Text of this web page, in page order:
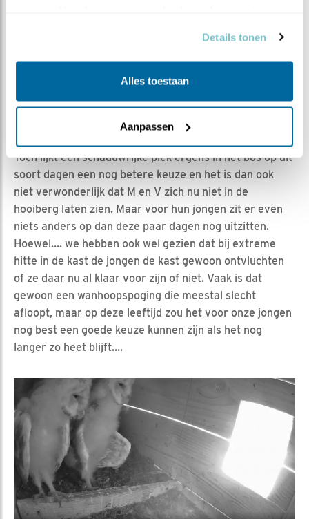
Details tonen
Alles toestaan
Aanpassen
de kast hangt de hele dag helemaal uit de zon, maar de
temperatuur onder het rieten dak te hoog oploopt.
Uiteraard is het in de punt van het dak wel een stuk
warmer, maar daar hangt de kast dan ook gelukkig niet.
kunnen we niet aanbieden.
Toch lijkt een schaduwrijke plek ergens in het bos op dit
soort dagen een nog betere keuze en het is dan ook
niet verwonderlijk dat M en V zich nu niet in de
hooiberg laten zien. Maar voor hun jongen zit er even
niets anders op dan deze paar dagen nog uitzitten.
Hoewel…. we hebben ook wel gezien dat bij extreme
hitte in de kast de jongen de kast gewoon ontvluchten
of ze daar nu al klaar voor zijn of niet. Vaak is dat
gewoon een wanhoopspoging die meestal slecht
afloopt, maar op deze leeftijd zou het voor onze jongen
nog best een goede keuze kunnen zijn als het nog
langer zo heet blijft….